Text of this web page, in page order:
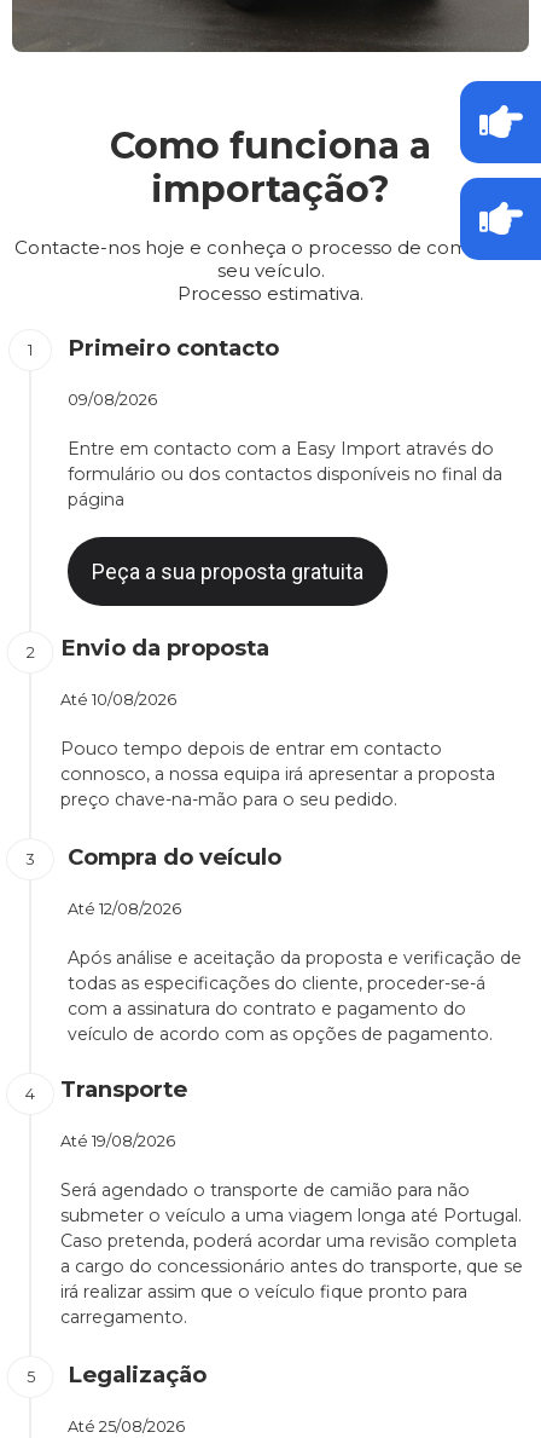
Como funciona a
importação?
Contacte-nos hoje e conheça o processo de compra do
seu veículo.
Processo estimativa.
Primeiro contacto
09/08/2026
Entre em contacto com a Easy Import através do
formulário ou dos contactos disponíveis no final da
página
Peça a sua proposta gratuita
Envio da proposta
Até 10/08/2026
Pouco tempo depois de entrar em contacto
connosco, a nossa equipa irá apresentar a proposta
preço chave-na-mão para o seu pedido.
Compra do veículo
Até 12/08/2026
Após análise e aceitação da proposta e verificação de
todas as especificações do cliente, proceder-se-á
com a assinatura do contrato e pagamento do
veículo de acordo com as opções de pagamento.
Transporte
Até 19/08/2026
Será agendado o transporte de camião para não
submeter o veículo a uma viagem longa até Portugal.
Caso pretenda, poderá acordar uma revisão completa
a cargo do concessionário antes do transporte, que se
irá realizar assim que o veículo fique pronto para
carregamento.
Legalização
Até 25/08/2026